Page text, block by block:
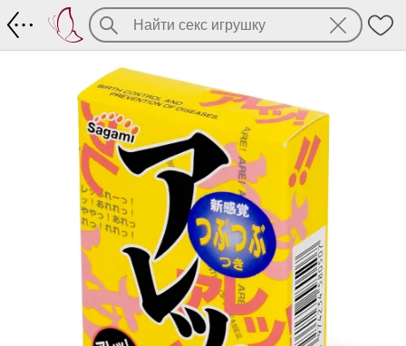
Презервативы Sagami Super Dots one